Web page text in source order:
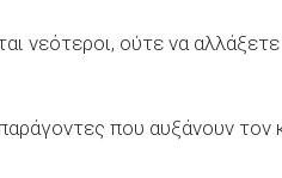
νεότεροι, ούτε να
που αυξάνουν τον